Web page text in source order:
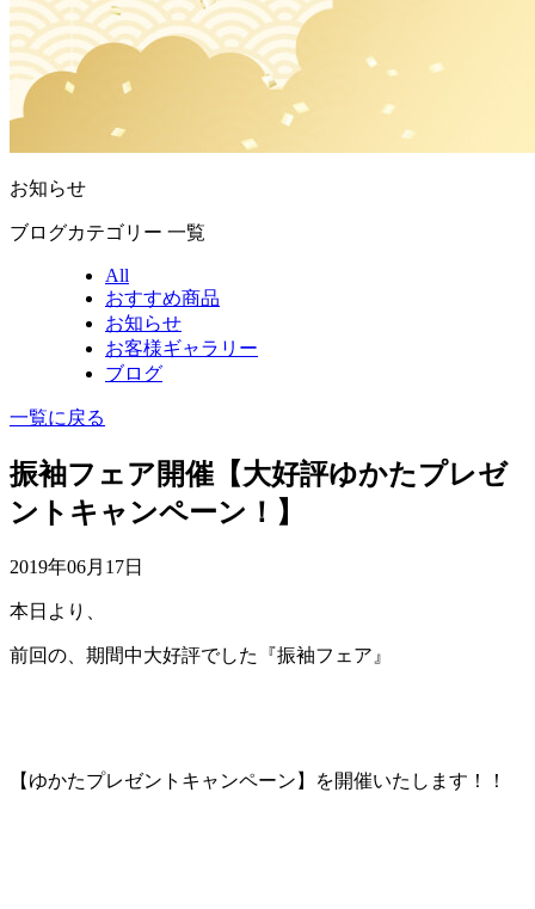
お知らせ
ブログカテゴリー 一覧
All
おすすめ商品
お知らせ
お客様ギャラリー
ブログ
一覧に戻る
振袖フェア開催【大好評ゆかたプレゼ
ントキャンペーン！】
2019年06月17日
本日より、
前回の、期間中大好評でした『振袖フェア』
【ゆかたプレゼントキャンペーン】を開催いたします！！